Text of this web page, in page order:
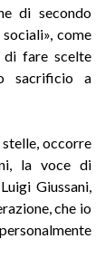
di secondo
come
di fare scelte
sacrificio a
occorre
la voce di
Giussani,
che io